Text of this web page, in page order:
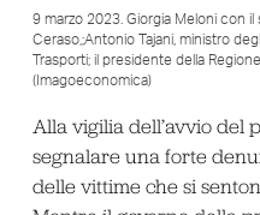
9 marzo 2023. Giorgia Meloni con
Ceraso,;Antonio Tajani, ministro
Trasporti; il presidente della
(Imagoeconomica)
Alla vigilia dell’avvio del
segnalare una forte
delle vittime che si